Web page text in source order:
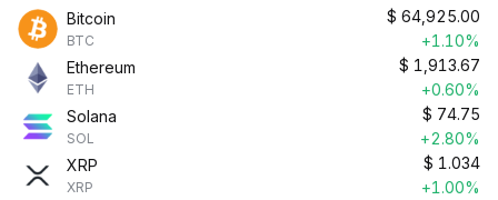
Bitcoin
BTC
$ 64,925.00
+1.10%
Ethereum
ETH
$ 1,913.67
+0.60%
Solana
SOL
$ 74.75
+2.80%
XRP
XRP
$ 1.034
+1.00%